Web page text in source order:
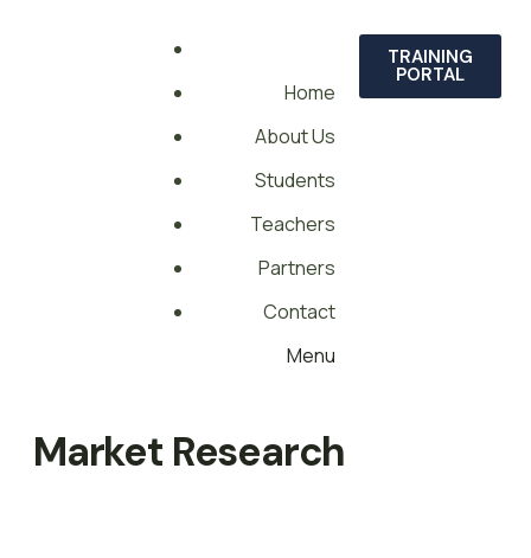
Home
About Us
Students
Teachers
Partners
Contact
Menu
TRAINING
PORTAL
Market Research